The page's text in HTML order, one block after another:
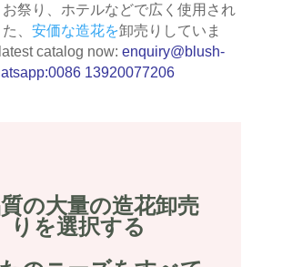
お祭り、ホテルなどで広く使用され
、 安価な造花を卸売りしていま
catalog now: enquiry@blush-
13920077206
の大量の造花卸売
りを選択する